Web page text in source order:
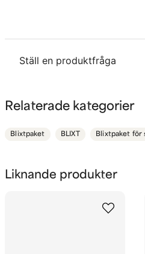
Liknande produkter
Ställ en produktfråga
Fråga oss något om
Relaterade kategorier
Blixtpaket BLIXT Blixtpaket för